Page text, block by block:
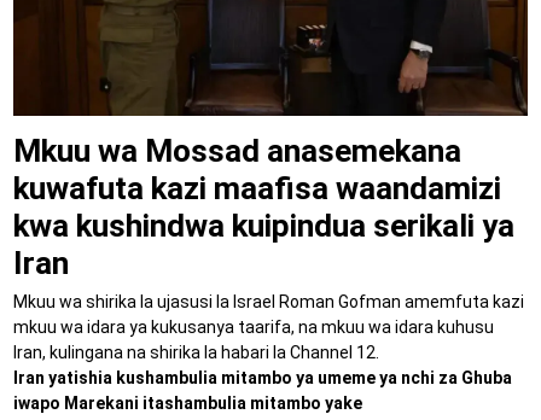
Mkuu wa Mossad anasemekana
kuwafuta kazi maafisa waandamizi
kwa kushindwa kuipindua serikali ya
Iran
Mkuu wa shirika la ujasusi la Israel Roman Gofman amemfuta kazi
mkuu wa idara ya kukusanya taarifa, na mkuu wa idara kuhusu
Iran, kulingana na shirika la habari la Channel 12.
Iran yatishia kushambulia mitambo ya umeme ya nchi za Ghuba
iwapo Marekani itashambulia mitambo yake